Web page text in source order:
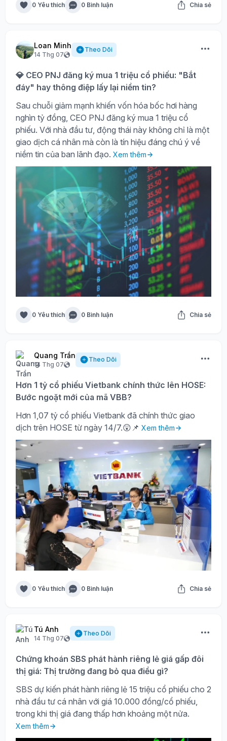
0 Yêu thích 0 Bình luận Chia sẻ
Loan Minh
14 Thg 07
Theo Dõi
💎 CEO PNJ đăng ký mua 1 triệu cổ phiếu: "Bắt
đáy" hay thông điệp lấy lại niềm tin?
Sau chuỗi giảm mạnh khiến vốn hóa bốc hơi hàng
nghìn tỷ đồng, CEO PNJ đăng ký mua 1 triệu cổ
phiếu. Với nhà đầu tư, động thái này không chỉ là một
giao dịch cá nhân mà còn là tín hiệu đáng chú ý về
niềm tin của ban lãnh đạo. Xem thêm
0 Yêu thích 0 Bình luận Chia sẻ
Quang Trần
14 Thg 07
Theo Dõi
Hơn 1 tỷ cổ phiếu Vietbank chính thức lên HOSE:
Bước ngoặt mới của mã VBB?
Hơn 1,07 tỷ cổ phiếu Vietbank đã chính thức giao
dịch trên HOSE từ ngày 14/7.😲📌 Xem thêm
0 Yêu thích 0 Bình luận Chia sẻ
Tú Anh
14 Thg 07
Theo Dõi
Chứng khoán SBS phát hành riêng lẻ giá gấp đôi
thị giá: Thị trường đang bỏ qua điều gì?
SBS dự kiến phát hành riêng lẻ 15 triệu cổ phiếu cho 2
nhà đầu tư cá nhân với giá 10.000 đồng/cổ phiếu,
trong khi thị giá đang thấp hơn khoảng một nửa.
Xem thêm